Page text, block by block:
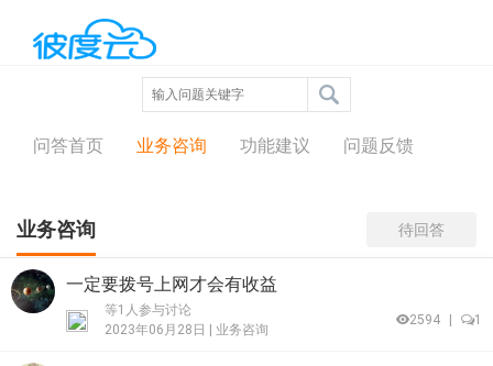
问答中心
问答首页 业务咨询 功能建议 问题反馈
业务咨询 待回答
一定要拨号上网才会有收益
等1人参与讨论
2023年06月28日 | 业务咨询
2594 1